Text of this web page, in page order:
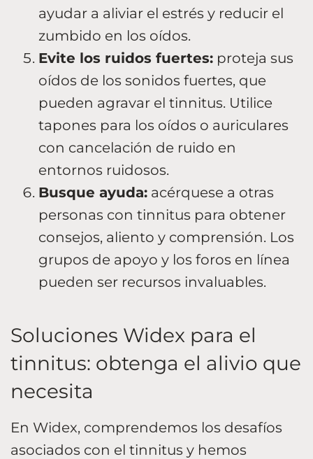
ayudar a aliviar el estrés y reducir el
zumbido en los oídos.
Evite los ruidos fuertes: proteja sus
oídos de los sonidos fuertes, que
pueden agravar el tinnitus. Utilice
tapones para los oídos o auriculares
con cancelación de ruido en
entornos ruidosos.
Busque ayuda: acérquese a otras
personas con tinnitus para obtener
consejos, aliento y comprensión. Los
grupos de apoyo y los foros en línea
pueden ser recursos invaluables.
Soluciones Widex para el
tinnitus: obtenga el alivio que
necesita
En Widex, comprendemos los desafíos
asociados con el tinnitus y hemos